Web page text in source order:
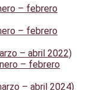
– febrero
– febrero
– abril 2022)
– febrero
– abril 2024)